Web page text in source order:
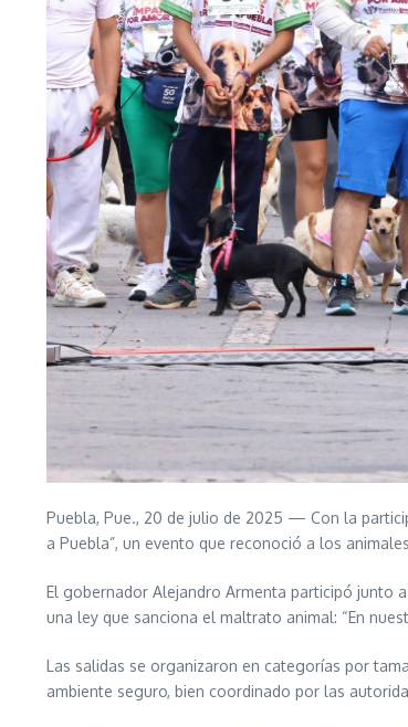
Puebla, Pue., 20 de julio de 2025 — Con la
a Puebla”, un evento que reconoció a los
El gobernador Alejandro Armenta participó junto
una ley que sanciona el maltrato animal: “En
Las salidas se organizaron en categorías por
ambiente seguro, bien coordinado por las